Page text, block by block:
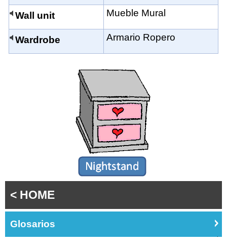
Wall unit Mueble Mural
Wardrobe Armario Ropero
< HOME
Glosarios